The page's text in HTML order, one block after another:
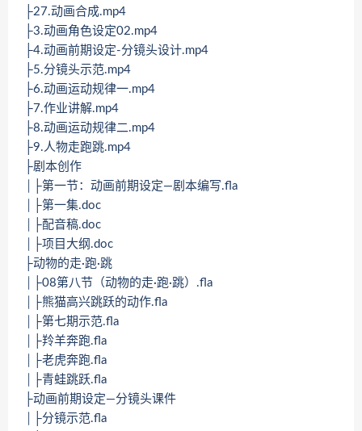
├27.动画合成.mp4
├3.动画角色设定02.mp4
├4.动画前期设定-分镜头设计.mp4
├5.分镜头示范.mp4
├6.动画运动规律一.mp4
├7.作业讲解.mp4
├8.动画运动规律二.mp4
├9.人物走跑跳.mp4
├剧本创作
│├第一节：动画前期设定—剧本编写.fla
│├第一集.doc
│├配音稿.doc
│├项目大纲.doc
├动物的走·跑·跳
│├08第八节（动物的走·跑·跳）.fla
│├熊猫高兴跳跃的动作.fla
│├第七期示范.fla
│├羚羊奔跑.fla
│├老虎奔跑.fla
│├青蛙跳跃.fla
├动画前期设定—分镜头课件
│├分镜示范.fla